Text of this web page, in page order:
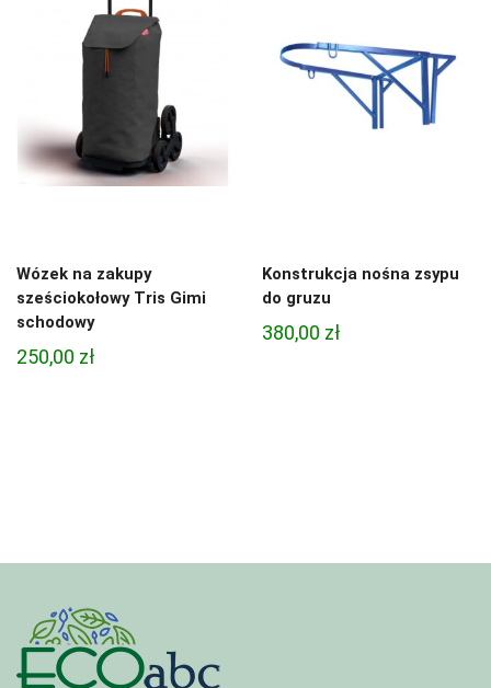
Wózek na zakupy
sześciokołowy Tris Gimi
schodowy
250,00 zł
Konstrukcja nośna zsypu
do gruzu
380,00 zł